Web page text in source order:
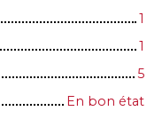
1
1
5
En bon état